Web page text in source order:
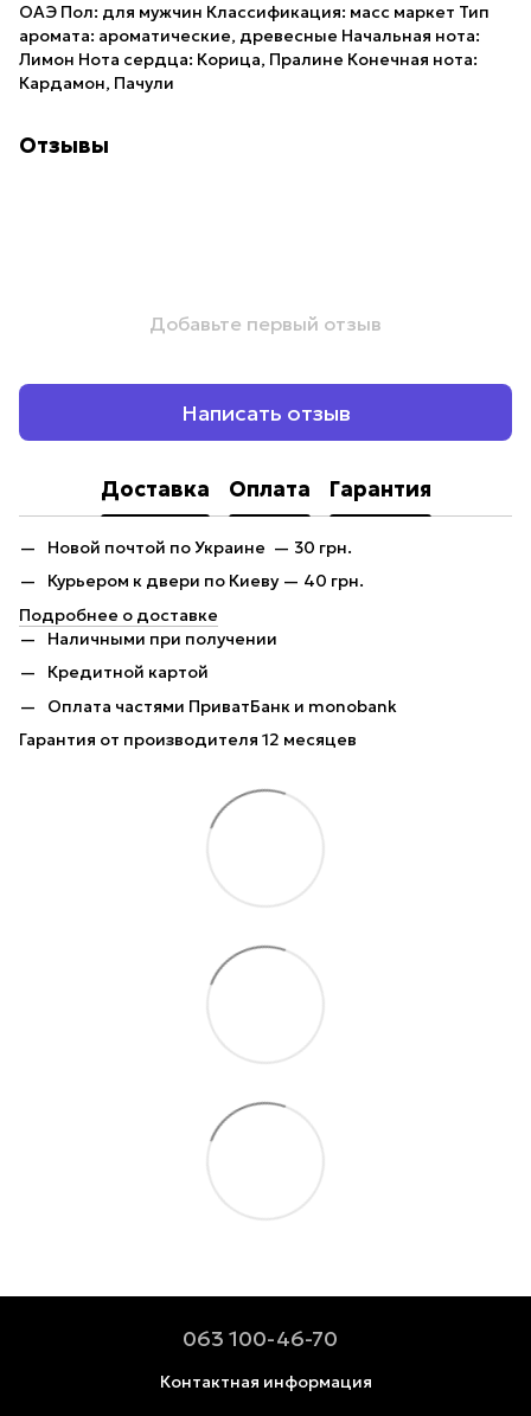
ОАЭ Пол: для мужчин Классификация: масс маркет Тип
аромата: ароматические, древесные Начальная нота:
Лимон Нота сердца: Корица, Пралине Конечная нота:
Кардамон, Пачули
Отзывы
Добавьте первый отзыв
Написать отзыв
Доставка Оплата Гарантия
Новой почтой по Украине — 30 грн.
Курьером к двери по Киеву — 40 грн.
Подробнее о доставке
Наличными при получении
Кредитной картой
Оплата частями ПриватБанк и monobank
Гарантия от производителя 12 месяцев
063 100-46-70
Контактная информация